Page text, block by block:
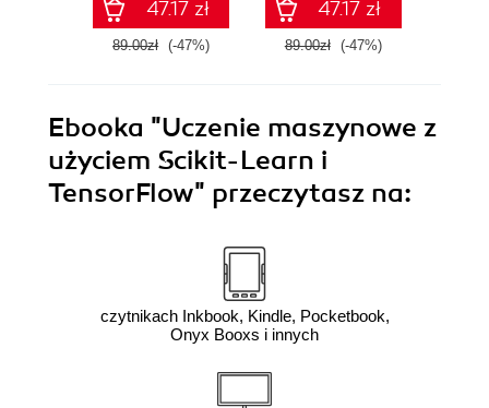
47.17 zł
89.00zł (-47%)
47.17 zł
89.00zł (-47%)
Ebooka "Uczenie maszynowe z
użyciem Scikit-Learn i
TensorFlow" przeczytasz na:
czytnikach Inkbook, Kindle, Pocketbook,
Onyx Booxs i innych